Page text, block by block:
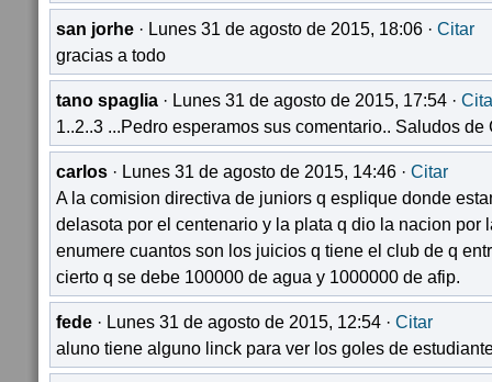
san jorhe · Lunes 31 de agosto de 2015, 18:06 · Citar
gracias a todo
tano spaglia · Lunes 31 de agosto de 2015, 17:54 ·
1..2..3 ...Pedro esperamos sus comentario.. Saludos de
carlos · Lunes 31 de agosto de 2015, 14:46 · Citar
A la comision directiva de juniors q esplique donde
delasota por el centenario y la plata q dio la nacion por
enumere cuantos son los juicios q tiene el club de q
cierto q se debe 100000 de agua y 1000000 de afip.
fede · Lunes 31 de agosto de 2015, 12:54 · Citar
aluno tiene alguno linck para ver los goles de